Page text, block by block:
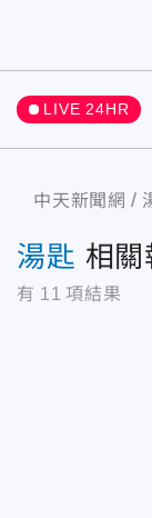
LIVE 24HR
中天新聞網
湯匙 相關
有 11 項結果